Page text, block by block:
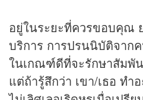
อยู่ในระยะที่ควรขอบคุณ
บริการ การปรนนิบัติจาก
ในเกณฑ์ดีที่จะรักษาสัมพั
แต่ถ้ารู้สึกว่า เขา/เธอ ทำ